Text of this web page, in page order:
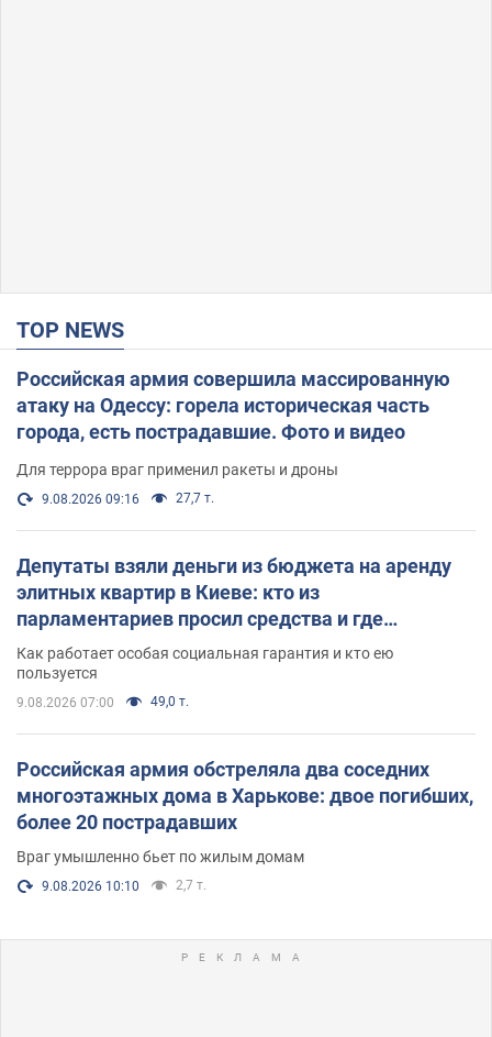
TOP NEWS
Российская армия совершила массированную
атаку на Одессу: горела историческая часть
города, есть пострадавшие. Фото и видео
Для террора враг применил ракеты и дроны
9.08.2026 09:16 27,7 т.
Депутаты взяли деньги из бюджета на аренду
элитных квартир в Киеве: кто из
парламентариев просил средства и где
поселился
Как работает особая социальная гарантия и кто ею
пользуется
9.08.2026 07:00 49,0 т.
Российская армия обстреляла два соседних
многоэтажных дома в Харькове: двое погибших,
более 20 пострадавших
Враг умышленно бьет по жилым домам
9.08.2026 10:10 2,7 т.